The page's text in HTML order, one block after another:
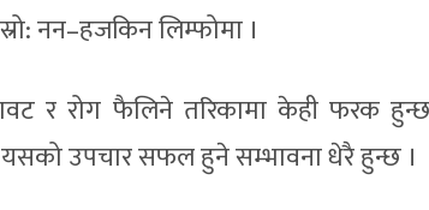
नन–हजकिन लिम्फोमा ।
र रोग फैलिने तरिकामा केही फरक
उपचार सफल हुने सम्भावना धेरै हुन्छ ।